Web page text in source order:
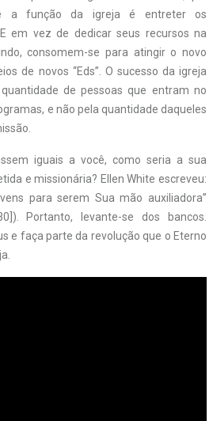
a função da igreja é entreter os
em vez de dedicar seus recursos na
consomem-se para atingir o novo
de novos “Eds”. O sucesso da igreja
de pessoas que entram no
e não pela quantidade daqueles
iguais a você, como seria a sua
e missionária? Ellen White escreveu:
para serem Sua mão auxiliadora”
Portanto, levante-se dos bancos.
e faça parte da revolução que o Eterno